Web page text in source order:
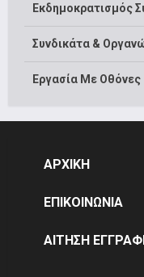
Εκδημοκρατισμός
Συνδικάτα &
Εργασία Με Οθόνες
ΑΡΧΙΚΗ
ΕΠΙΚΟΙΝΩΝΙΑ
ΑΙΤΗΣΗ